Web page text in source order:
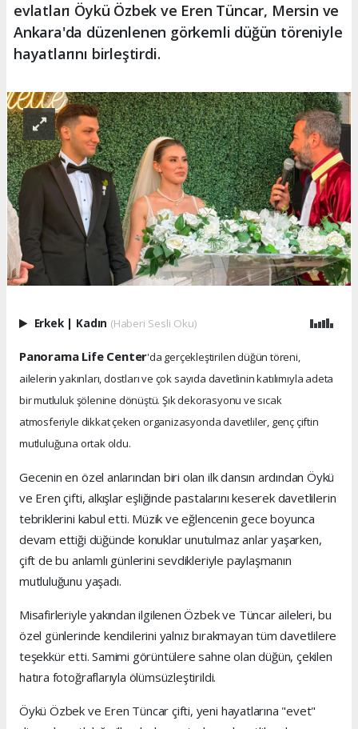
evlatları Öykü Özbek ve Eren Tüncar, Mersin ve
Ankara'da düzenlenen görkemli düğün töreniyle
hayatlarını birleştirdi.
Erkek | Kadın (Haberi Sesli Oku)
Panorama Life Center'da gerçekleştirilen düğün töreni,
ailelerin yakınları, dostları ve çok sayıda davetlinin katılımıyla adeta
bir mutluluk şölenine dönüştü. Şık dekorasyonu ve sıcak
atmosferiyle dikkat çeken organizasyonda davetliler, genç çiftin
mutluluğuna ortak oldu.
Gecenin en özel anlarından biri olan ilk dansın ardından Öykü
ve Eren çifti, alkışlar eşliğinde pastalarını keserek davetlilerin
tebriklerini kabul etti. Müzik ve eğlencenin gece boyunca
devam ettiği düğünde konuklar unutulmaz anlar yaşarken,
çift de bu anlamlı günlerini sevdikleriyle paylaşmanın
mutluluğunu yaşadı.
Misafirleriyle yakından ilgilenen Özbek ve Tüncar aileleri, bu
özel günlerinde kendilerini yalnız bırakmayan tüm davetlilere
teşekkür etti. Samimi görüntülere sahne olan düğün, çekilen
hatıra fotoğraflarıyla ölümsüzleştirildi.
Öykü Özbek ve Eren Tüncar çifti, yeni hayatlarına "evet"